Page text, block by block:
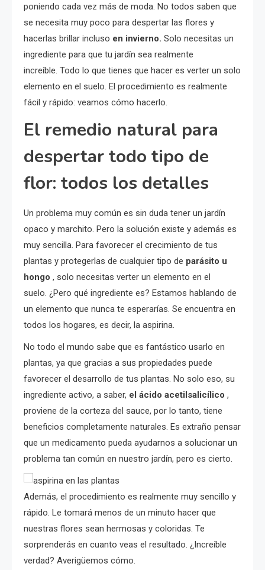
poniendo cada vez más de moda. No todos saben que
se necesita muy poco para despertar las flores y
hacerlas brillar incluso en invierno. Solo necesitas un
ingrediente para que tu jardín sea realmente
increíble. Todo lo que tienes que hacer es verter un solo
elemento en el suelo. El procedimiento es realmente
fácil y rápido: veamos cómo hacerlo.
El remedio natural para
despertar todo tipo de
flor: todos los detalles
Un problema muy común es sin duda tener un jardín
opaco y marchito. Pero la solución existe y además es
muy sencilla. Para favorecer el crecimiento de tus
plantas y protegerlas de cualquier tipo de parásito u
hongo , solo necesitas verter un elemento en el
suelo. ¿Pero qué ingrediente es? Estamos hablando de
un elemento que nunca te esperarías. Se encuentra en
todos los hogares, es decir, la aspirina.
No todo el mundo sabe que es fantástico usarlo en
plantas, ya que gracias a sus propiedades puede
favorecer el desarrollo de tus plantas. No solo eso, su
ingrediente activo, a saber, el ácido acetilsalicílico ,
proviene de la corteza del sauce, por lo tanto, tiene
beneficios completamente naturales. Es extraño pensar
que un medicamento pueda ayudarnos a solucionar un
problema tan común en nuestro jardín, pero es cierto.
Además, el procedimiento es realmente muy sencillo y
rápido. Le tomará menos de un minuto hacer que
nuestras flores sean hermosas y coloridas. Te
sorprenderás en cuanto veas el resultado. ¿Increíble
verdad? Averigüemos cómo.